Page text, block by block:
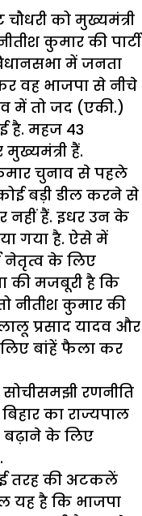
को मुख्यमंत्री
कुमार की पार्टी
में जनता
वह भाजपा से नीचे
में तो जद (एकी.)
है. महज 43
हैं.
चुनाव से पहले
बड़ी डील करने से
नहीं हैं. इधर उन के
गया है. ऐसे में
नेतृत्व के लिए
की मजबूरी है कि
नीतीश कुमार की
प्रसाद यादव और
बांहें फैला कर
रणनीति
का राज्यपाल
बढ़ाने के लिए
तरह की अटकलें
यह है कि भाजपा